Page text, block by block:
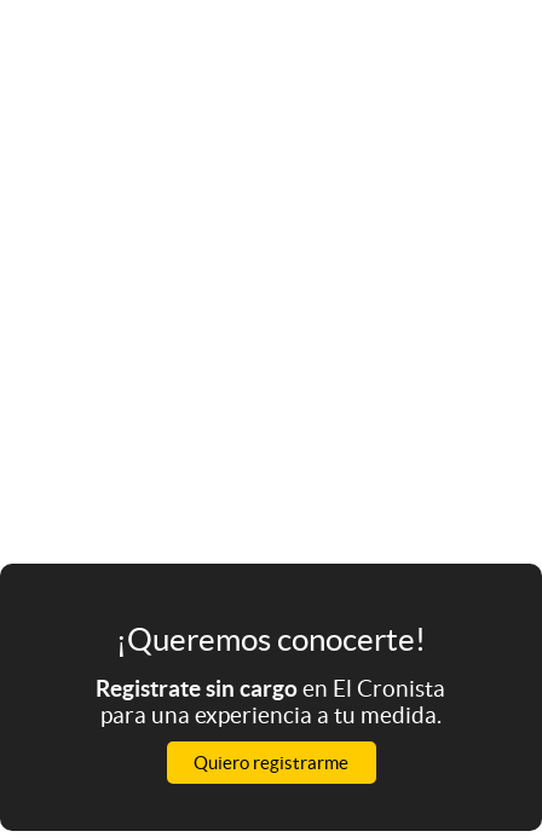
¡Queremos conocerte!
Registrate sin cargoen El Cronista
para una experiencia a tu medida.
Quiero registrarme